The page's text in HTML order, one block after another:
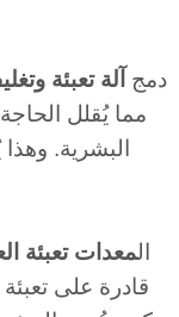
دمج آلة تعبئة
مما يُقلل
البشرية.
المعدات تعبئة
قادرة على